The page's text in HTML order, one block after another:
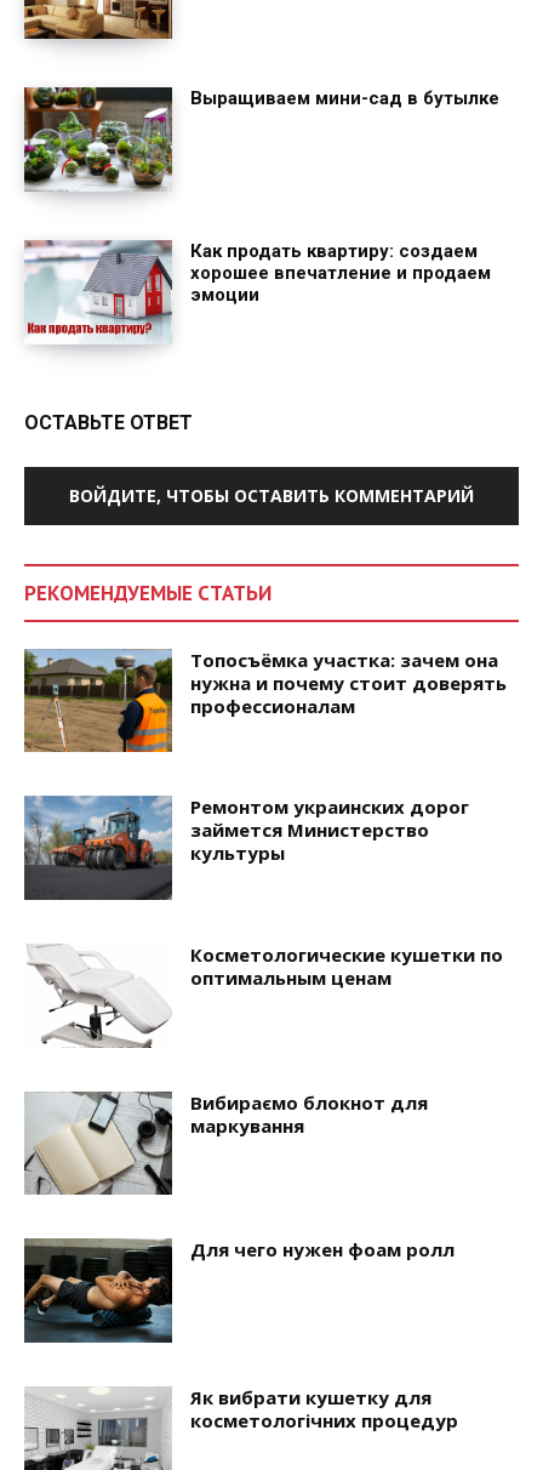
Выращиваем мини-сад в бутылке
Как продать квартиру: создаем
хорошее впечатление и продаем
эмоции
ОСТАВЬТЕ ОТВЕТ
ВОЙДИТЕ, ЧТОБЫ ОСТАВИТЬ КОММЕНТАРИЙ
РЕКОМЕНДУЕМЫЕ СТАТЬИ
Топосъёмка участка: зачем она
нужна и почему стоит доверять
профессионалам
Ремонтом украинских дорог
займется Министерство
культуры
Косметологические кушетки по
оптимальным ценам
Вибираємо блокнот для
маркування
Для чего нужен фоам ролл
Як вибрати кушетку для
косметологічних процедур